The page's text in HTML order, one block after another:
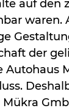
auf den
waren.
der
Autohaus
Mükra